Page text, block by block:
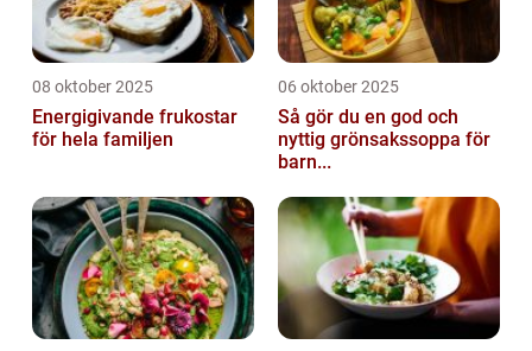
08 oktober 2025
Energigivande frukostar
för hela familjen
06 oktober 2025
Så gör du en god och
nyttig grönsakssoppa för
barn...